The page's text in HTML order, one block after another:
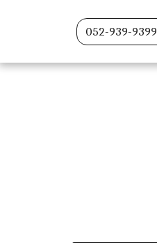
052-939-9399